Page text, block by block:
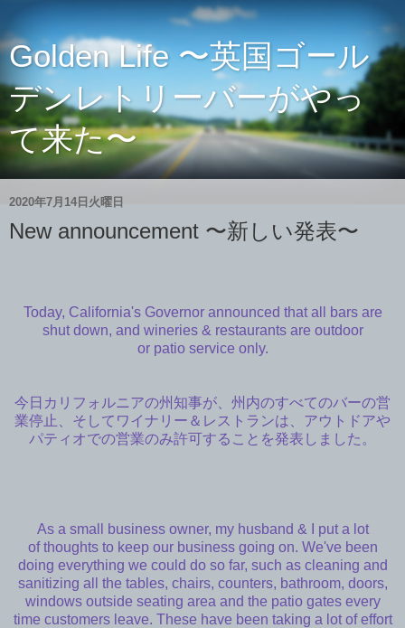
Golden Life 〜英国ゴール
デンレトリーバーがやっ
て来た〜
2020年7月14日火曜日
New announcement 〜新しい発表〜
Today, California's Governor announced that all bars are
shut down, and wineries & restaurants are outdoor
or patio service only.
今日カリフォルニアの州知事が、州内のすべてのバーの営
業停止、そしてワイナリー＆レストランは、アウトドアや
パティオでの営業のみ許可することを発表しました。
As a small business owner, my husband & I put a lot
of thoughts to keep our business going on. We've been
doing everything we could do so far, such as cleaning and
sanitizing all the tables, chairs, counters, bathroom, doors,
windows outside seating area and the patio gates every
time customers leave. These have been taking a lot of effort